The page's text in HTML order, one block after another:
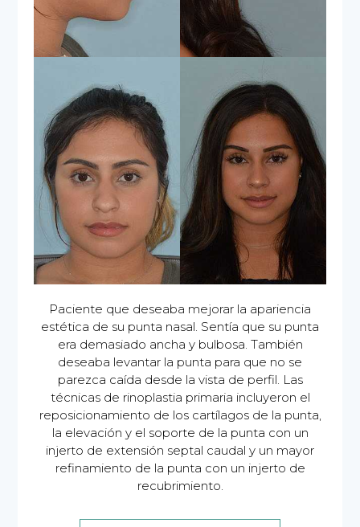
Paciente que deseaba mejorar la apariencia
estética de su punta nasal. Sentía que su punta
era demasiado ancha y bulbosa. También
deseaba levantar la punta para que no se
parezca caída desde la vista de perfil. Las
técnicas de rinoplastia primaria incluyeron el
reposicionamiento de los cartílagos de la punta,
la elevación y el soporte de la punta con un
injerto de extensión septal caudal y un mayor
refinamiento de la punta con un injerto de
recubrimiento.